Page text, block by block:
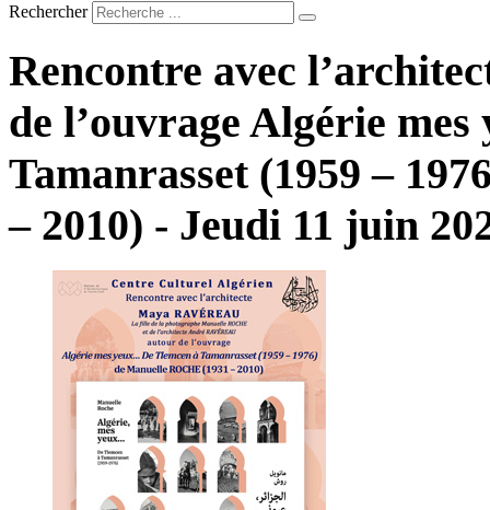
Rechercher
Rencontre avec
de l’ouvrage Algérie mes
Tamanrasset (1959 –
– 2010) - Jeudi 11 juin